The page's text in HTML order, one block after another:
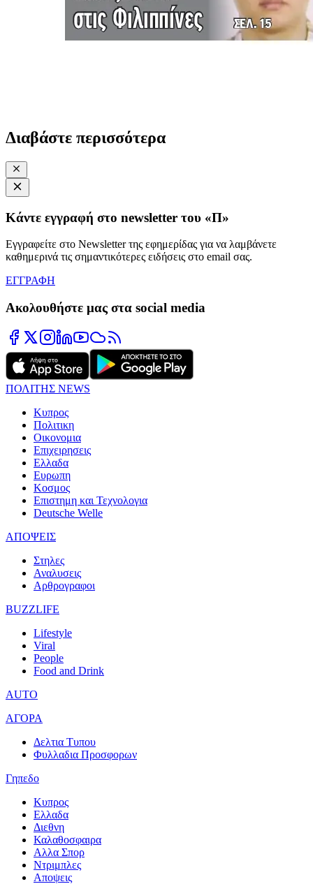
Διαβάστε περισσότερα
Κάντε εγγραφή στο newsletter του «Π»
Εγγραφείτε στο Newsletter της εφημερίδας για να λαμβάνετε
καθημερινά τις σημαντικότερες ειδήσεις στο email σας.
ΕΓΓΡΑΦΗ
Ακολουθήστε μας στα social media
ΠΟΛΙΤΗΣ NEWS
Κυπρος
Πολιτικη
Οικονομια
Επιχειρησεις
Ελλαδα
Ευρωπη
Κοσμος
Επιστημη και Τεχνολογια
Deutsche Welle
ΑΠΟΨΕΙΣ
Στηλες
Αναλυσεις
Αρθρογραφοι
BUZZLIFE
Lifestyle
Viral
People
Food and Drink
AUTO
ΑΓΟΡΑ
Δελτια Τυπου
Φυλλαδια Προσφορων
Γηπεδο
Κυπρος
Ελλαδα
Διεθνη
Καλαθοσφαιρα
Αλλα Σπορ
Ντριμπλες
Αποψεις